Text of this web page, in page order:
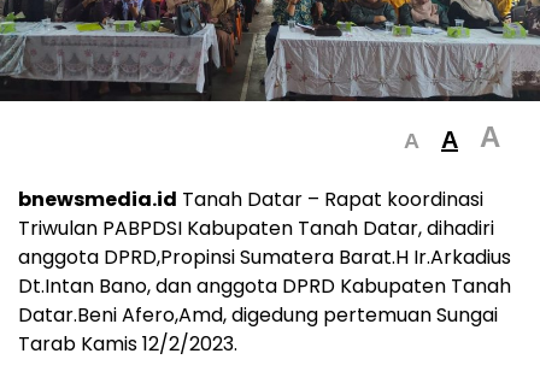
A A A
bnewsmedia.id Tanah Datar – Rapat koordinasi
Triwulan PABPDSI Kabupaten Tanah Datar, dihadiri
anggota DPRD,Propinsi Sumatera Barat.H Ir.Arkadius
Dt.Intan Bano, dan anggota DPRD Kabupaten Tanah
Datar.Beni Afero,Amd, digedung pertemuan Sungai
Tarab Kamis 12/2/2023.